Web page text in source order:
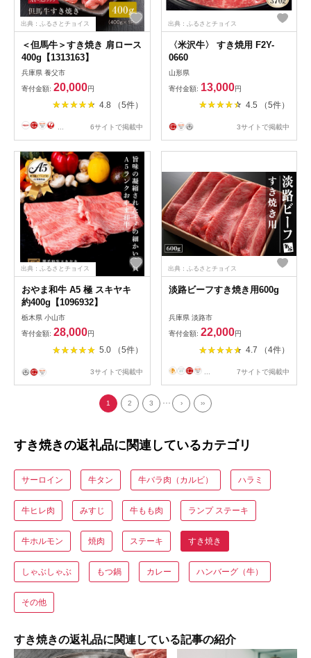
出典：ふるさとチョイス
＜但馬牛＞すき焼き 肩ロース
400g【1313163】
兵庫県 養父市
寄付金額: 20,000円
4.8 （5件）
6サイトで掲載中
出典：ふるさとチョイス
〈米沢牛〉 すき焼用 F2Y-
0660
山形県
寄付金額: 13,000円
4.5 （5件）
3サイトで掲載中
出典：ふるさとチョイス
おやま和牛 A5 極 スキヤキ
約400g【1096932】
栃木県 小山市
寄付金額: 28,000円
5.0 （5件）
3サイトで掲載中
出典：ふるさとチョイス
淡路ビーフすき焼き用600g
兵庫県 淡路市
寄付金額: 22,000円
4.7 （4件）
... 7サイトで掲載中
1 2 3 ... › ››
すき焼きの返礼品に関連しているカテゴリ
サーロイン 牛タン 牛バラ肉（カルビ） ハラミ
牛ヒレ肉 みすじ 牛もも肉 ランプ ステーキ
牛ホルモン 焼肉 ステーキ すき焼き
しゃぶしゃぶ もつ鍋 カレー ハンバーグ（牛）
その他
すき焼きの返礼品に関連している記事の紹介